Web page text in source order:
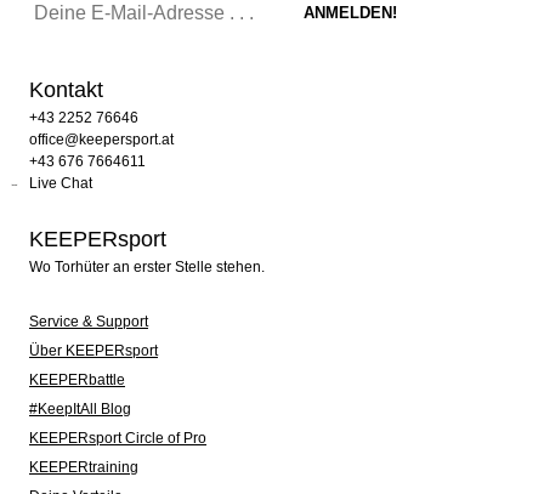
Kontakt
+43 2252 76646
office@keepersport.at
+43 676 7664611
Live Chat
KEEPERsport
Wo Torhüter an erster Stelle stehen.
Service & Support
Über KEEPERsport
KEEPERbattle
#KeepItAll Blog
KEEPERsport Circle of Pro
KEEPERtraining